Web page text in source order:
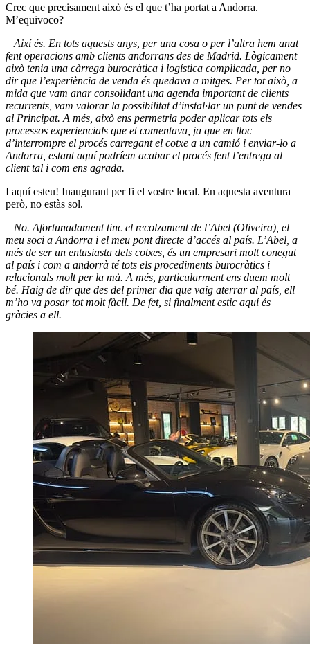
Crec que precisament això és el que t’ha portat a Andorra.
M’equivoco?
Així és. En tots aquests anys, per una cosa o per l’altra hem anat
fent operacions amb clients andorrans des de Madrid. Lògicament
això tenia una càrrega burocràtica i logística complicada, per no
dir que l’experiència de venda és quedava a mitges. Per tot això, a
mida que vam anar consolidant una agenda important de clients
recurrents, vam valorar la possibilitat d’instal·lar un punt de vendes
al Principat. A més, això ens permetria poder aplicar tots els
processos experiencials que et comentava, ja que en lloc
d’interrompre el procés carregant el cotxe a un camió i enviar-lo a
Andorra, estant aquí podríem acabar el procés fent l’entrega al
client tal i com ens agrada.
I aquí esteu! Inaugurant per fi el vostre local. En aquesta aventura
però, no estàs sol.
No. Afortunadament tinc el recolzament de l’Abel (Oliveira), el
meu soci a Andorra i el meu pont directe d’accés al país. L’Abel, a
més de ser un entusiasta dels cotxes, és un empresari molt conegut
al país i com a andorrà té tots els procediments burocràtics i
relacionals molt per la mà. A més, particularment ens duem molt
bé. Haig de dir que des del primer dia que vaig aterrar al país, ell
m’ho va posar tot molt fàcil. De fet, si finalment estic aquí és
gràcies a ell.